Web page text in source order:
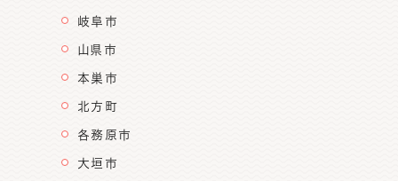
岐阜市
山県市
本巣市
北方町
各務原市
大垣市